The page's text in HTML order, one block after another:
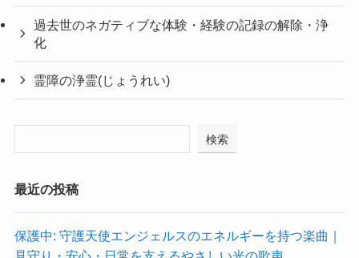
過去世のネガティブな体験・経験の記録の解除・浄
化
霊障の浄霊(じょうれい)
検索
最近の投稿
保護中: 守護天使エンジェルスのエネルギーを持つ楽曲｜